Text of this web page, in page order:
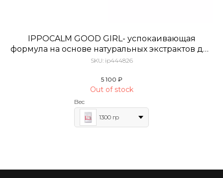
IPPOCALM GOOD GIRL- успокаивающая
формула на основе натуральных экстрактов для
кобыл в охоте
SKU: ip444826
5 100 ₽
Out of stock
Вес
1300 гр